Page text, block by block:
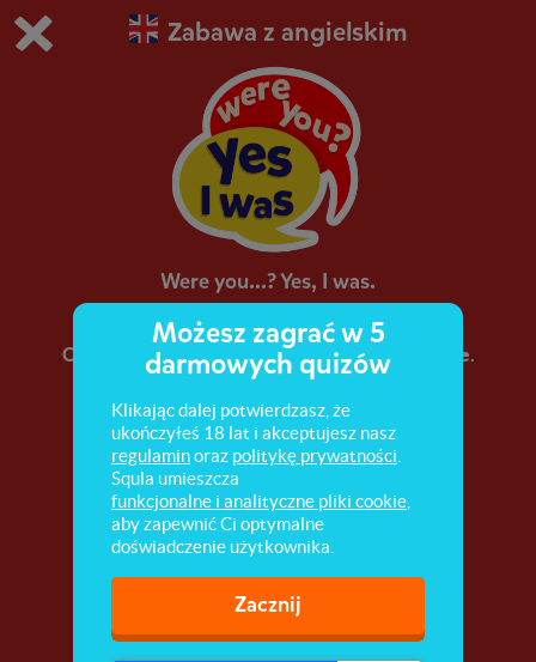
Grasz w wersję demonstracyjną Squli
Kup teraz!
0
Zabawa z angielskim
Were you...? Yes, I was.
Odmiana czasownika "być" w czasie Past Simple.
Możesz zagrać w 5
darmowych quizów
Klikając dalej potwierdzasz, że
ukończyłeś 18 lat i akceptujesz nasz
regulaminoraz politykę prywatności
Squla umieszcza
funkcjonalne i analityczne pliki cookie
aby zapewnić Ci optymalne
doświadczenie użytkownika.
Zacznij